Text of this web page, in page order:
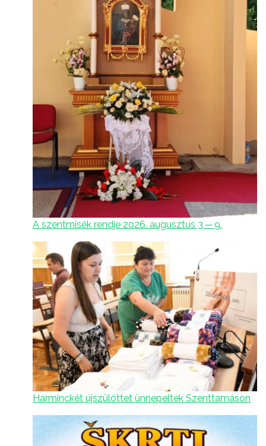
A szentmisék rendje 2026. augusztus 3 ─ 9.
Harminckét újszülöttet ünnepeltek Szenttamáson